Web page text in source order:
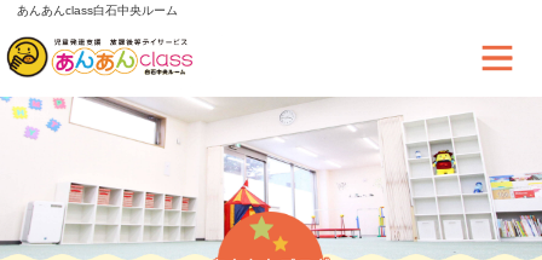
あんあんclass白石中央ルーム